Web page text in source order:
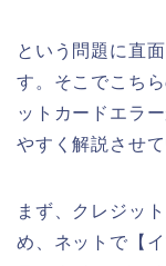
という問題に直
す。そこでこち
ットカードエラ
やすく解説させ
まず、クレジッ
め、ネットで【